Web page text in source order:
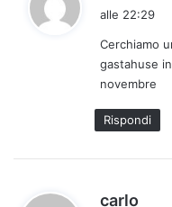
t
alle 22:29
Cerchiamo
gastahuse
novembre
Rispondi
carlo